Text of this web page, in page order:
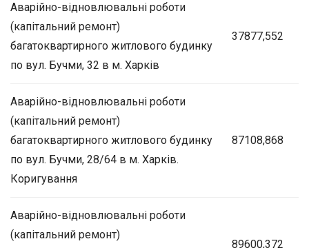
Аварійно-відновлювальні роботи
(капітальний ремонт)
багатоквартирного житлового будинку
по вул. Бучми, 32 в м. Харків
37877,552
Аварійно-відновлювальні роботи
(капітальний ремонт)
багатоквартирного житлового будинку
по вул. Бучми, 28/64 в м. Харків.
Коригування
87108,868
Аварійно-відновлювальні роботи
(капітальний ремонт)
89600,372